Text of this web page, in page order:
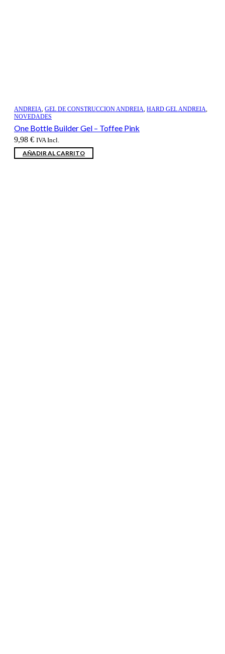
ANDREIA, GEL DE CONSTRUCCION ANDREIA, HARD GEL ANDREIA,
NOVEDADES
One Bottle Builder Gel – Toffee Pink
9,98 € IVA Incl.
AÑADIR AL CARRITO